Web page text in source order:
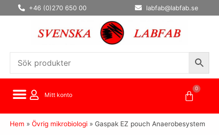
Hoppa
till
+46 (0)270 650 00 labfab@labfab.se
Mitt konto
0
Hem » Övrig mikrobiologi » Gaspak EZ pouch Anaerobesystem